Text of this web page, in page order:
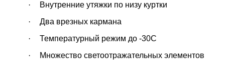
·
Внутренние утяжки по низу куртки
·
Два врезных кармана
·
Температурный режим до -30С
·
Множество светоотражательных элементов